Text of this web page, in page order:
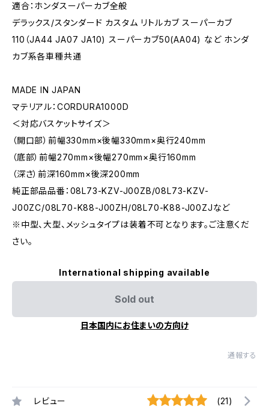
適合：ホンダスーパーカブ全般
デラックス/スタンダード カスタム リトルカブ スーパーカブ
110（JA44 JA07 JA10) スーパーカブ50(AA04) など ホンダ
カブ系各車種共通
MADE IN JAPAN
マテリアル：CORDURA1000D
＜対応バスケットサイズ＞
（開口部）前幅330mm×後幅330mm×奥行240mm
（底部）前幅270mm×後幅270mm×奥行160mm
（深さ）前深160mm×後深200mm
純正部品品番：08L73-KZV-J00ZB/08L73-KZV-
J00ZC/08L70-K88-J00ZH/08L70-K88-J00ZJなど
※中型、大型、メッシュタイプは装着不可となります。ご注意くだ
さい。
International shipping available
Sold out
日本国内にお住まいの方向け
通報する
レビュー (21)